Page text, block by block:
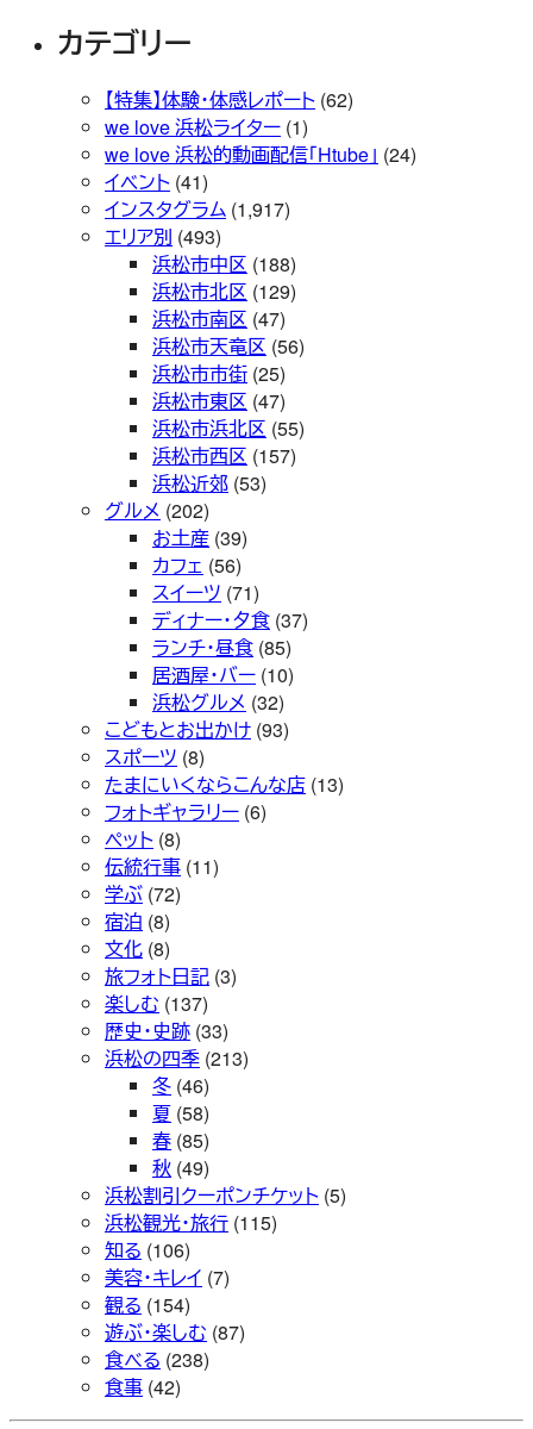
カテゴリー
【特集】体験・体感レポート (62)
we love 浜松ライター (1)
we love 浜松的動画配信「Htube」 (24)
イベント (41)
インスタグラム (1,917)
エリア別 (493)
浜松市中区 (188)
浜松市北区 (129)
浜松市南区 (47)
浜松市天竜区 (56)
浜松市市街 (25)
浜松市東区 (47)
浜松市浜北区 (55)
浜松市西区 (157)
浜松近郊 (53)
グルメ (202)
お土産 (39)
カフェ (56)
スイーツ (71)
ディナー・夕食 (37)
ランチ・昼食 (85)
居酒屋・バー (10)
浜松グルメ (32)
こどもとお出かけ (93)
スポーツ (8)
たまにいくならこんな店 (13)
フォトギャラリー (6)
ペット (8)
伝統行事 (11)
学ぶ (72)
宿泊 (8)
文化 (8)
旅フォト日記 (3)
楽しむ (137)
歴史・史跡 (33)
浜松の四季 (213)
冬 (46)
夏 (58)
春 (85)
秋 (49)
浜松割引クーポンチケット (5)
浜松観光・旅行 (115)
知る (106)
美容・キレイ (7)
観る (154)
遊ぶ・楽しむ (87)
食べる (238)
食事 (42)